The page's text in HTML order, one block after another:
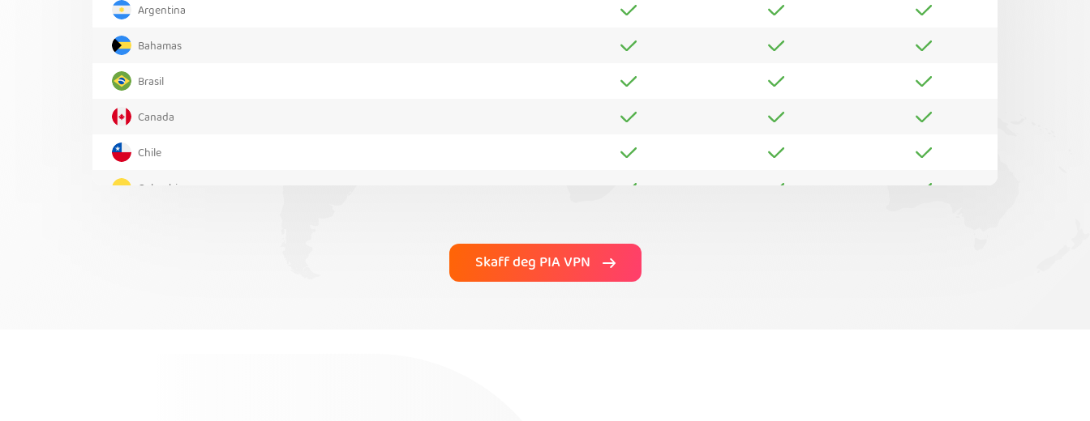
Argentina
Bahamas
Brasil
Canada
Chile
Colombia
Skaff deg PIA VPN